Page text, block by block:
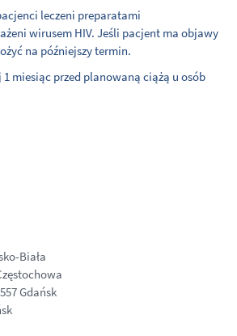
leczeni preparatami
wirusem HIV. Jeśli pacjent ma objawy
na późniejszy termin.
miesiąc przed planowaną ciążą u osób
Biała
Gdańsk